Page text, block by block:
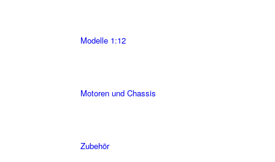
Modelle 1:12
Motoren und Chassis
Zubehör